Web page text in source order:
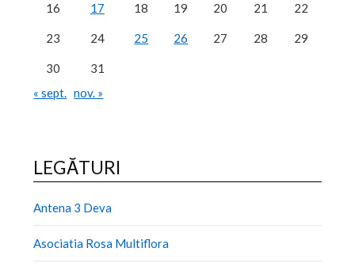
16 17 18 19 20 21 22
23 24 25 26 27 28 29
30
31
« sept.
nov. »
LEGĂTURI
Antena 3 Deva
Asociatia Rosa Multiflora